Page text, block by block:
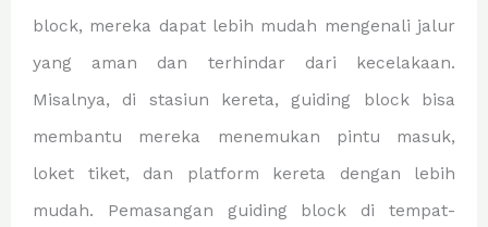
block, mereka dapat lebih mudah mengenali jalur
yang aman dan terhindar dari kecelakaan.
Misalnya, di stasiun kereta, guiding block bisa
membantu mereka menemukan pintu masuk,
loket tiket, dan platform kereta dengan lebih
mudah. Pemasangan guiding block di tempat-